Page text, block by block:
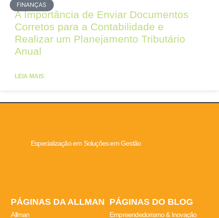
FINANÇAS
A Importância de Enviar Documentos
Corretos para a Contabilidade e
Realizar um Planejamento Tributário
Anual
LEIA MAIS
Especialização em Soluções em Gestão
PÁGINAS DA ALLMAN
Allman
PÁGINAS DO BLOG
Empreendedorismo & Inovação